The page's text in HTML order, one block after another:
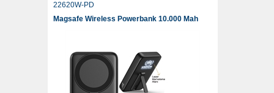
22620W-PD
Magsafe Wireless Powerbank 10.000 Mah